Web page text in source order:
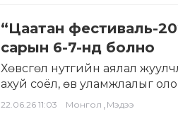
“Цаатан фестиваль-
сарын 6-7-нд болно
Хөвсгөл нутгийн аялал
ахуй соёл, өв уламжлалыг
жил бүр…
22.06.26 11:03 Монгол , Мэдээ